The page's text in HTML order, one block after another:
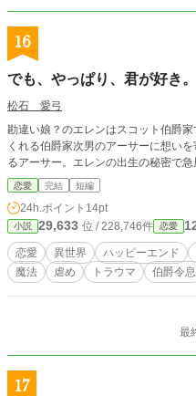
です。 ⚠R-18描
16
でも、やっぱり、君が好き。
松石 愛弓
勘違い娘？のエレンはスコット伯爵
くれる伯爵家次男のアーサーに想い
るアーサー。エレンの出生の秘密で急
恋愛 完結 短編
24h.ポイント 14pt
小説 29,633 位 / 228,746件 恋愛
恋愛 異世界 ハッピーエンド
魔法
虐め トラウマ 伯爵令息
最
17